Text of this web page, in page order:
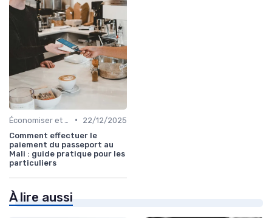
•
22/12/2025
Comment effectuer le
paiement du passeport au
Mali : guide pratique pour les
particuliers
À lire aussi